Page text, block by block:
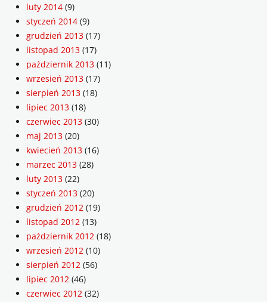
luty 2014 (9)
styczeń 2014 (9)
grudzień 2013 (17)
listopad 2013 (17)
październik 2013 (11)
wrzesień 2013 (17)
sierpień 2013 (18)
lipiec 2013 (18)
czerwiec 2013 (30)
maj 2013 (20)
kwiecień 2013 (16)
marzec 2013 (28)
luty 2013 (22)
styczeń 2013 (20)
grudzień 2012 (19)
listopad 2012 (13)
październik 2012 (18)
wrzesień 2012 (10)
sierpień 2012 (56)
lipiec 2012 (46)
czerwiec 2012 (32)